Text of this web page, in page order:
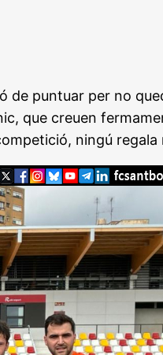
de puntuar per no
que creuen
ningú regala